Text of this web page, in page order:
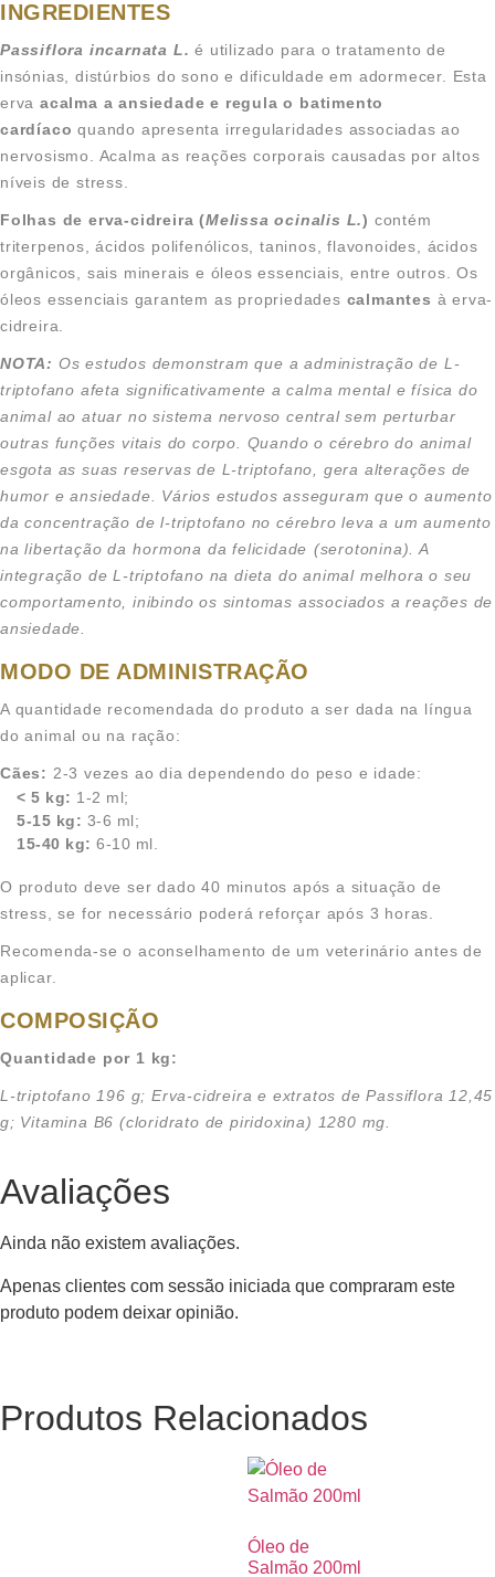
INGREDIENTES
Passiflora incarnata L. é utilizado para o tratamento de
insónias, distúrbios do sono e dificuldade em adormecer. Esta
erva acalma a ansiedade e regula o batimento
cardíaco quando apresenta irregularidades associadas ao
nervosismo. Acalma as reações corporais causadas por altos
níveis de stress.
Folhas de erva-cidreira (Melissa ocinalis L.) contém
triterpenos, ácidos polifenólicos, taninos, flavonoides, ácidos
orgânicos, sais minerais e óleos essenciais, entre outros. Os
óleos essenciais garantem as propriedades calmantes à erva-
cidreira.
NOTA: Os estudos demonstram que a administração de L-
triptofano afeta significativamente a calma mental e física do
animal ao atuar no sistema nervoso central sem perturbar
outras funções vitais do corpo. Quando o cérebro do animal
esgota as suas reservas de L-triptofano, gera alterações de
humor e ansiedade. Vários estudos asseguram que o aumento
da concentração de l-triptofano no cérebro leva a um aumento
na libertação da hormona da felicidade (serotonina). A
integração de L-triptofano na dieta do animal melhora o seu
comportamento, inibindo os sintomas associados a reações de
ansiedade.
MODO DE ADMINISTRAÇÃO
A quantidade recomendada do produto a ser dada na língua
do animal ou na ração:
Cães: 2-3 vezes ao dia dependendo do peso e idade:
< 5 kg: 1-2 ml;
5-15 kg: 3-6 ml;
15-40 kg: 6-10 ml.
O produto deve ser dado 40 minutos após a situação de
stress, se for necessário poderá reforçar após 3 horas.
Recomenda-se o aconselhamento de um veterinário antes de
aplicar.
COMPOSIÇÃO
Quantidade por 1 kg:
L-triptofano 196 g; Erva-cidreira e extratos de Passiflora 12,45
g; Vitamina B6 (cloridrato de piridoxina) 1280 mg.
Avaliações
Ainda não existem avaliações.
Apenas clientes com sessão iniciada que compraram este
produto podem deixar opinião.
Produtos Relacionados
Óleo de
Salmão 200ml